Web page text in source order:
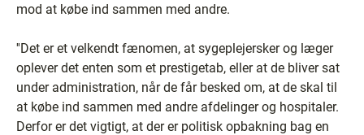
mod at købe ind sammen med andre.
''Det er et velkendt fænomen, at sygeplejersker og læger
oplever det enten som et prestigetab, eller at de bliver sat
under administration, når de får besked om, at de skal til
at købe ind sammen med andre afdelinger og hospitaler.
Derfor er det vigtigt, at der er politisk opbakning bag en